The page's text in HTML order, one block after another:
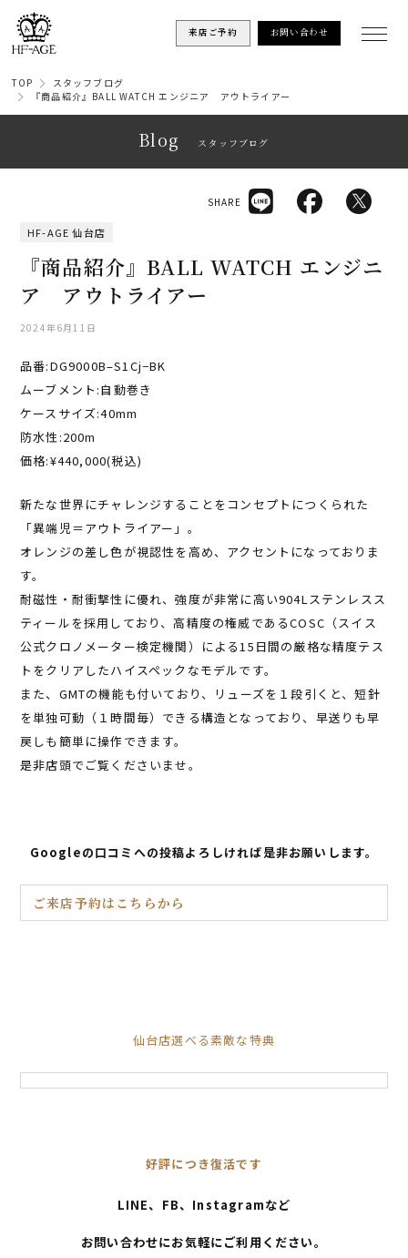
来店ご予約 お問い合わせ
TOP
スタッフブログ
『商品紹介』BALL WATCH エンジニア アウトライアー
Blog スタッフブログ
HF-AGE 仙台店
『商品紹介』BALL WATCH エンジニ
ア アウトライアー
2024年6月11日
SHARE
品番:DG9000B–S1Cj−BK
ムーブメント:自動巻き
ケースサイズ:40mm
防水性:200m
価格:¥440,000(税込)
新たな世界にチャレンジすることをコンセプトにつくられた
「異端児＝アウトライアー」。
オレンジの差し色が視認性を高め、アクセントになっておりま
す。
耐磁性・耐衝撃性に優れ、強度が非常に高い904Lステンレスス
ティールを採用しており、高精度の権威であるCOSC（スイス
公式クロノメーター検定機関）による15日間の厳格な精度テス
トをクリアしたハイスペックなモデルです。
また、GMTの機能も付いており、リューズを１段引くと、短針
を単独可動（１時間毎）できる構造となっており、早送りも早
戻しも簡単に操作できます。
是非店頭でご覧くださいませ。
Googleの口コミへの投稿よろしければ是非お願いします。
ご来店予約はこちらから
仙台店選べる素敵な特典
好評につき復活です
LINE、FB、Instagramなど
お問い合わせにお気軽にご利用ください。